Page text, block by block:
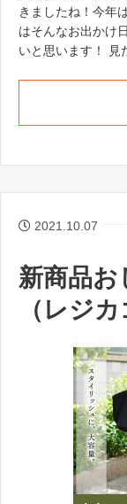
きましたね！今年
はそんなお出かけ
いと思います！
2021.10.07
新商品
（レジ